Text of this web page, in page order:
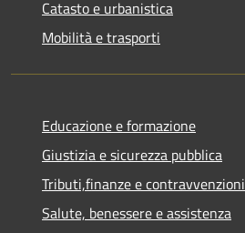
Catasto e urbanistica
Mobilità e trasporti
Educazione e formazione
Giustizia e sicurezza pubblica
Tributi,finanze e contravvenzioni
Salute, benessere e assistenza